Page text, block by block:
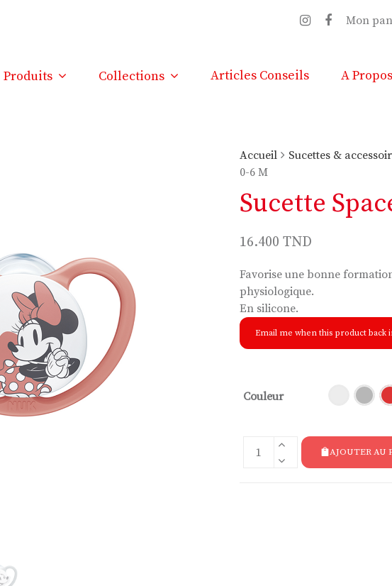
Mon
Produits Collections Articles Conseils A
Accueil Sucettes &
0-6 M
Sucette
16.400 TND
Favorise une bonne
physiologique.
En silicone.
Email me when this product back
Couleur
AJOUTER AU